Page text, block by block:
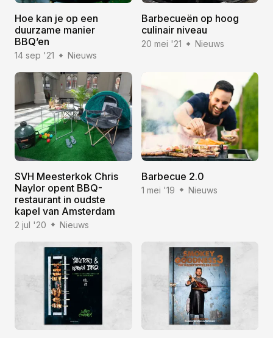
Hoe kan je op een
duurzame manier
BBQ’en
14 sep '21 Nieuws
Barbecueën op hoog
culinair niveau
20 mei '21 Nieuws
SVH Meesterkok Chris
Naylor opent BBQ-
restaurant in oudste
kapel van Amsterdam
2 jul '20 Nieuws
Barbecue 2.0
1 mei '19 Nieuws